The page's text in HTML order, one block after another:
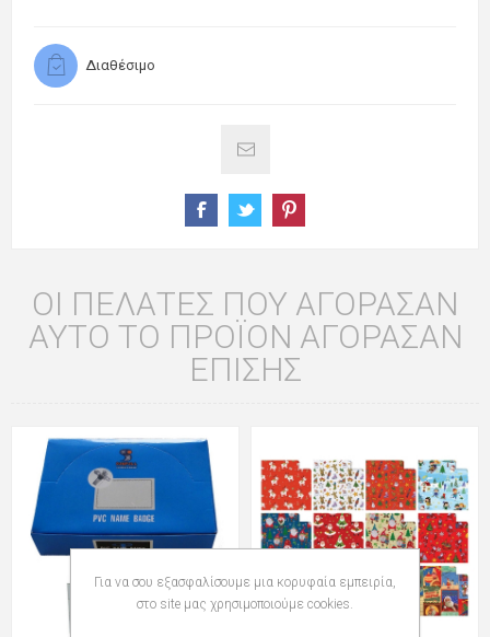
Διαθέσιμο
ΟΙ ΠΕΛΆΤΕΣ ΠΟΥ ΑΓΌΡΑΣΑΝ
ΑΥΤΌ ΤΟ ΠΡΟΪΌΝ ΑΓΌΡΑΣΑΝ
ΕΠΊΣΗΣ
Για να σου εξασφαλίσουμε μια κορυφαία εμπειρία,
στο site μας χρησιμοποιούμε cookies.